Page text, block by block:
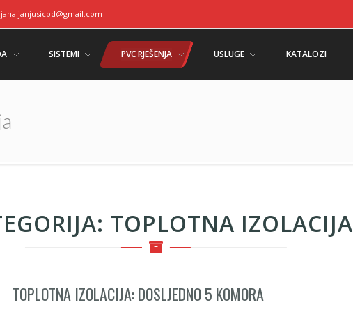
SISTEMI PVC RJEŠENJA USLUGE KATALOZI
TOPLOTNA IZOLACIJA
TOPLOTNA IZOLACIJA: DOSLJEDNO 5 KOMORA